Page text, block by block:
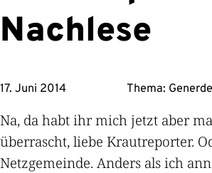
Nachlese
17. Juni 2014 Thema: Generde
Na, da habt ihr mich jetzt aber
überrascht, liebe Krautreporter.
Netzgemeinde. Anders als ich